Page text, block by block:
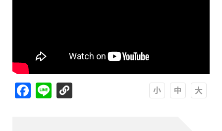
Facebook
Line